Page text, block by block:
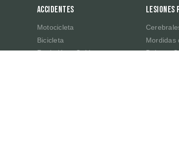
Accidentes
Motocicleta
Bicicleta
Resbalón y Caída
Lesiones
Mordidas
Dolores